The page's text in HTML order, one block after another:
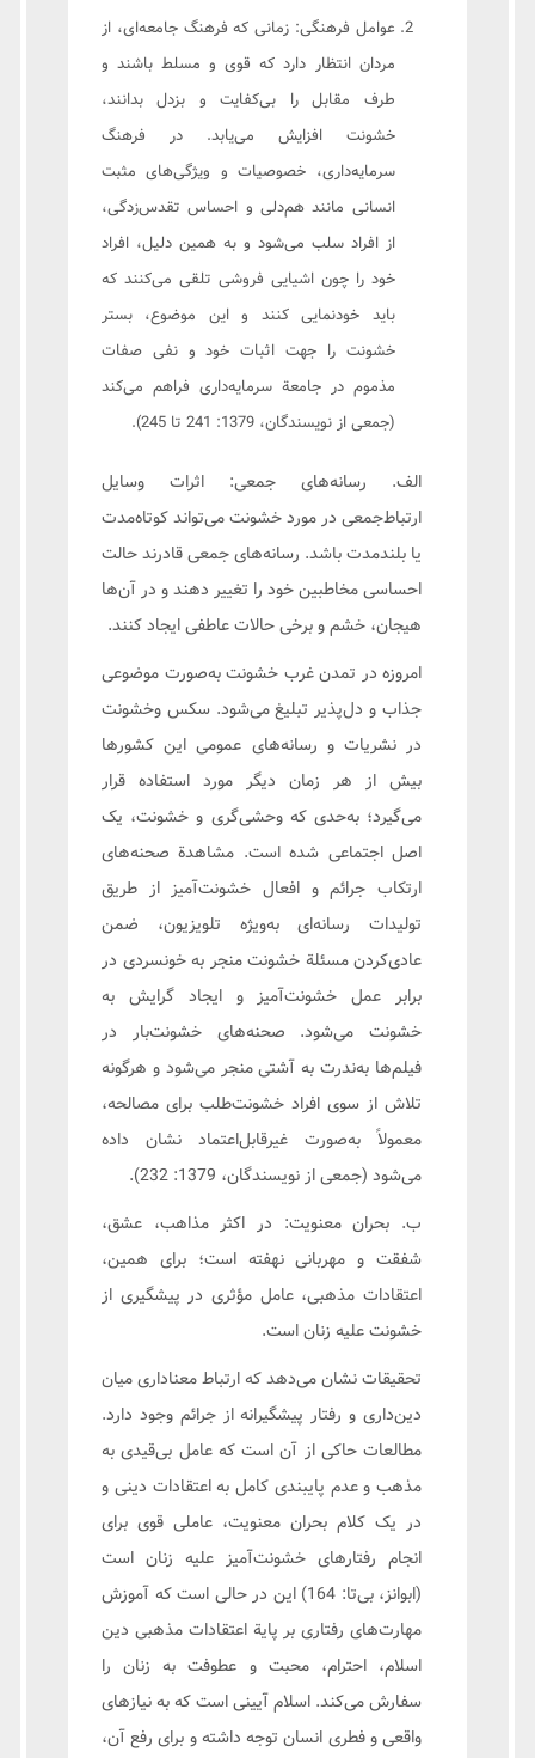
عوامل فرهنگی:‌ زمانی که فرهنگ جامعه‌ای، از
مردان انتظار دارد که قوی و مسلط باشند و
طرف مقابل را بی‌کفایت و بزدل بدانند،
خشونت افزایش می‌یابد. در فرهنگ
سرمایه‌داری، خصوصیات و ویژگی‌های مثبت
انسانی مانند هم‌دلی و احساس تقدس‌زدگی،
از افراد سلب می‌شود و به همین دلیل، افراد
خود را چون اشیایی فروشی تلقی می‌کنند که
باید خودنمایی کنند و این موضوع، بستر
خشونت را جهت اثبات خود و نفی صفات
مذموم در جامعة سرمایه‌داری فراهم می‌کند
(جمعی از نویسندگان، 1379: 241 تا 245).
الف. رسانه‌های جمعی: اثرات وسایل
ارتباط‌جمعی در مورد خشونت می‌تواند کوتاه‌مدت
یا بلند‌مدت باشد. رسانه‌های جمعی قادرند حالت
احساسی مخاطبین خود را تغییر دهند و در آن‌ها
هیجان، خشم و برخی حالات عاطفی ایجاد کنند.
امروزه در تمدن غرب خشونت به‌صورت موضوعی
جذاب و دل‌پذیر تبلیغ می‌شود. سکس وخشونت
در نشریات و رسانه‌های عمومی این کشورها
بیش از هر زمان دیگر مورد استفاده قرار
می‌گیرد؛ به‌حدی که وحشی‌گری و خشونت، یک
اصل اجتماعی شده است. مشاهدة صحنه‌های
ارتکاب جرائم و افعال خشونت‌آمیز از طریق
تولیدات رسانه‌ای به‌ویژه تلویزیون، ضمن
عادی‌کردن مسئلة خشونت منجر به خونسردی در
برابر عمل خشونت‌آمیز و ایجاد گرایش به
خشونت می‌شود. صحنه‌های خشونت‌بار در
فیلم‌ها به‌ندرت به آشتی منجر می‌شود و هرگونه
تلاش از سوی افراد خشونت‌طلب برای مصالحه،
معمولاً به‌صورت غیرقابل‌اعتماد نشان داده
می‌شود (جمعی از نویسندگان، 1379: 232).
ب. بحران معنویت: در اکثر مذاهب، عشق،
شفقت و مهربانی نهفته است؛ برای همین،
اعتقادات مذهبی، عامل مؤثری در پیشگیری از
خشونت علیه زنان است.
تحقیقات نشان می‌دهد که ارتباط معناداری میان
دین‌داری و رفتار پیشگیرانه از جرائم وجود دارد.
مطالعات حاکی از آن است که عامل بی‌قیدی به
مذهب و عدم پایبندی کامل به اعتقادات دینی و
در یک کلام بحران معنویت، عاملی قوی برای
انجام رفتارهای خشونت‌آمیز علیه زنان است
(ابوانز، بی‌تا: 164) این در حالی است که آموزش
مهارت‌های رفتاری بر پایة اعتقادات مذهبی دین
اسلام، احترام، محبت و عطوفت به زنان را
سفارش می‌کند. اسلام آیینی است که به نیازهای
واقعی و فطری انسان توجه داشته و برای رفع آن،